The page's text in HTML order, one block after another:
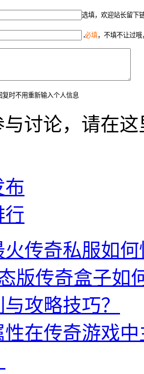
选填，欢迎站长留下
必填，不填不让过
复时不用重新输入个人信息
讨论，请在这
布
行
火传奇私服如
版传奇盒子如
攻略技巧？
性在传奇游戏